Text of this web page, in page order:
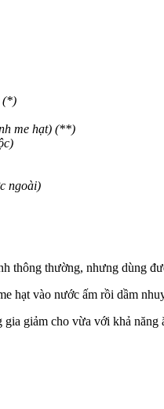
(*)
me hạt) (**)
ngoài)
thông thường, nhưng dùng
hạt vào nước ấm rồi dầm
giảm cho vừa với khả năng